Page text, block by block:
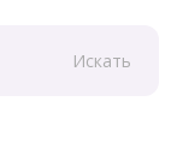
Искать